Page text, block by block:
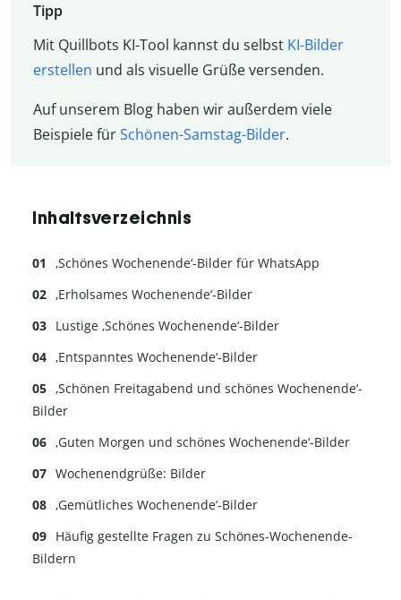
Tipp
Mit Quillbots KI-Tool kannst du selbst KI-Bilder
erstellen und als visuelle Grüße versenden.
Auf unserem Blog haben wir außerdem viele
Beispiele fürSchönen-Samstag-Bilder.
Inhaltsverzeichnis
‚Schönes Wochenende‘-Bilder für WhatsApp
‚Erholsames Wochenende‘-Bilder
Lustige ‚Schönes Wochenende‘-Bilder
‚Entspanntes Wochenende‘-Bilder
‚Schönen Freitagabend und schönes Wochenende‘-
Bilder
‚Guten Morgen und schönes Wochenende‘-Bilder
Wochenendgrüße: Bilder
‚Gemütliches Wochenende‘-Bilder
Häufig gestellte Fragen zu Schönes-Wochenende-
Bildern